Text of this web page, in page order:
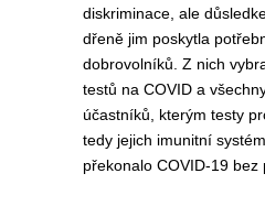
diskriminace, ale
dřeně jim poskytla
dobrovolníků. Z nich
testů na COVID a
účastníků, kterým testy
tedy jejich imunitní
překonalo COVID-19 bez